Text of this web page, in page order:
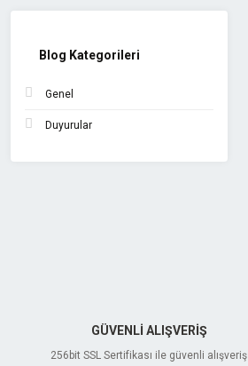
Blog Kategorileri
Genel
Duyurular
GÜVENLİ ALIŞVERİŞ
256bit SSL Sertifikası ile güvenli alışveriş